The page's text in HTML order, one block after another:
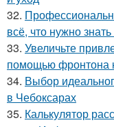
32.
всё, что нужно
33. Увеличьте
помощью фронтона
34. Выбор
в Чебоксарах
35. Калькулятор